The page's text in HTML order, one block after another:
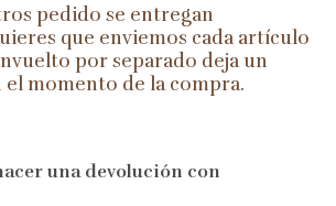
pedido se entregan
que enviemos cada artículo
por separado deja un
momento de la compra.
una devolución con